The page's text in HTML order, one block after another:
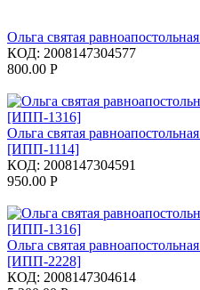
Ольга святая
КОД: 2008147304577
800.00 Р
Ольга святая
[ИПП-1114]
КОД: 2008147304591
950.00 Р
Ольга святая
[ИПП-2228]
КОД: 2008147304614